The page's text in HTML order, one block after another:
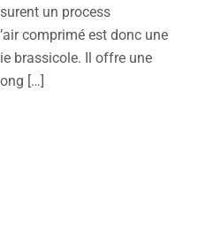
un process
comprimé est donc une
brassicole. Il offre une
[…]